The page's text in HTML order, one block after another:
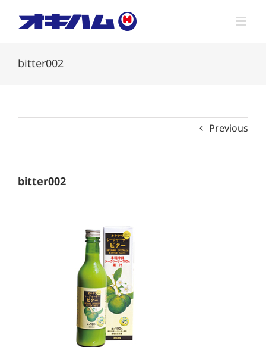
bitter002
Previous
bitter002